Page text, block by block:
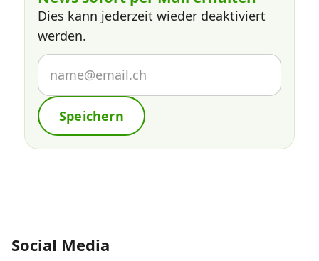
Dies kann jederzeit wieder deaktiviert
werden.
Speichern
Social Media